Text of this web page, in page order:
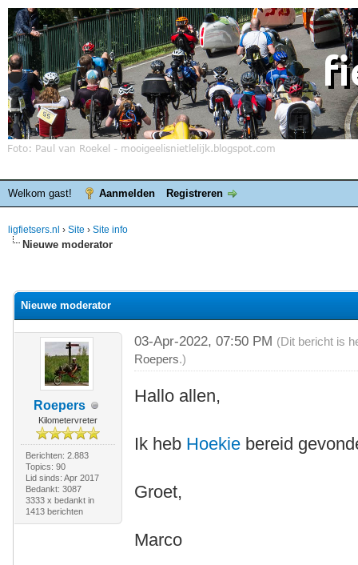
Welkom gast! Aanmelden Registreren
ligfietsers.nl › Site › Site info
Nieuwe moderator
Nieuwe moderator
Roepers
Kilometervreter
Berichten: 2.883
Topics: 90
Lid sinds: Apr 2017
Bedankt: 3087
3333 x bedankt in
1413 berichten
03-Apr-2022, 07:50 PM (Dit bericht is
Roepers.)
Hallo allen,
Ik heb Hoekie bereid
Groet,
Marco